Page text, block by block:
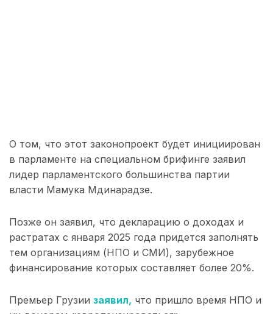
О том, что этот законопроект будет инициирован
в парламенте на специальном брифинге заявил
лидер парламентского большинства партии
власти Мамука Мдинарадзе.
Позже он заявил, что декларацию о доходах и
растратах с января 2025 года придется заполнять
тем организациям (НПО и СМИ), зарубежное
финансирование которых составляет более 20%.
Премьер Грузии заявил, что пришло время НПО и